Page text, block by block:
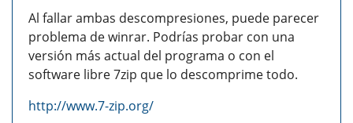
Al fallar ambas descompresiones, puede parecer
problema de winrar. Podrías probar con una
versión más actual del programa o con el
software libre 7zip que lo descomprime todo.
http://www.7-zip.org/